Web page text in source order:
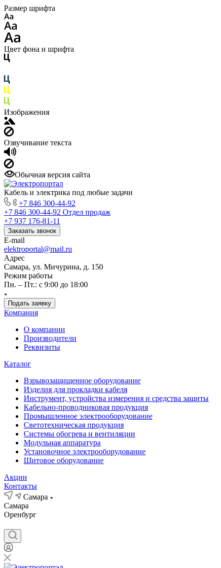
Размер шрифта
Цвет фона и шрифта
Изображения
Озвучивание текста
Обычная версия сайта
Кабель и электрика под любые задачи
+7 846 300-44-92
+7 846 300-44-92 Отдел продаж
+7 937 176-81-11
Заказать звонок
E-mail
elektroportal@mail.ru
Адрес
Самара, ул. Мичурина, д. 150
Режим работы
Пн. – Пт.: с 9:00 до 18:00
Подать заявку
Компания
О компании
Производители
Реквизиты
Каталог
Взрывозащищенное оборудование
Изделия для прокладки кабеля
Инструмент, устройства измерения и средства защиты
Кабельно-проводниковая продукция
Промышленное электрооборудование
Светотехническая продукция
Системы обогрева и вентиляции
Модульная аппаратура
Установочное электрооборудование
Щитовое оборудование
Акции
Контакты
Самара
Самара
Оренбург